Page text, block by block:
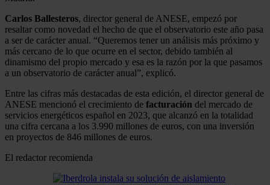
Carlos Ballesteros, director general de ANESE, empezó por
resaltar como novedad el hecho de que el observatorio este año pasa
a ser de carácter anual. “Queremos tener un análisis más próximo y
más cercano de lo que ocurre en el sector, debido también al
dinamismo del propio mercado y esa es la razón por la que pasamos
a un observatorio de carácter anual”, explicó.
Entre las cifras más destacadas de esta edición, el director general de
ANESE mencionó el crecimiento de facturación del mercado de
servicios energéticos español en 2023, que alcanzó en la totalidad
una cifra cercana a los 3.990 millones de euros, con una inversión
en proyectos de 846 millones de euros.
El redactor recomienda